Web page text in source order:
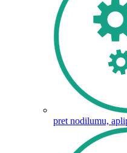
pret nodilumu,